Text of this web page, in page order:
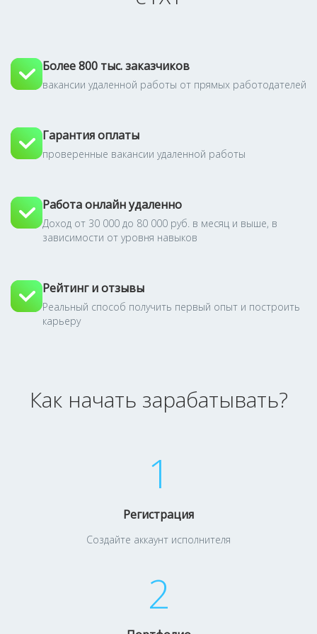
Более 800 тыс. заказчиков
вакансии удаленной работы от прямых работодателей
Гарантия оплаты
проверенные вакансии удаленной работы
Работа онлайн удаленно
Доход от 30 000 до 80 000 руб. в месяц и выше, в
зависимости от уровня навыков
Рейтинг и отзывы
Реальный способ получить первый опыт и построить
карьеру
Как начать зарабатывать?
1
Регистрация
Создайте аккаунт исполнителя
2